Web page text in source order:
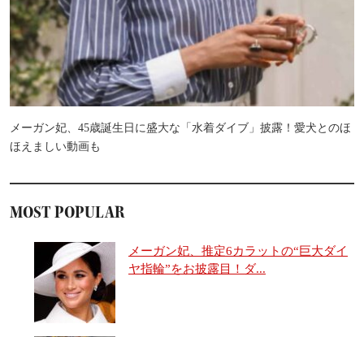
メーガン妃、45歳誕生日に盛大な「水着ダイブ」披露！愛犬とのほ
ほえましい動画も
MOST POPULAR
メーガン妃、推定6カラットの“巨大ダイ
ヤ指輪”をお披露目！ダ...